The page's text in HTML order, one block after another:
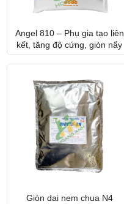
Angel 810 – Phụ gia tạo liên
kết, tăng độ cứng, giòn nẩy
Giòn dai nem chua N4